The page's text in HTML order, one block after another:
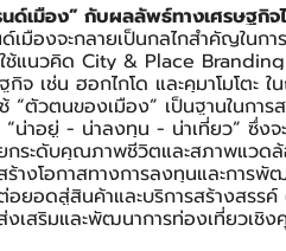
ด์เมือง” กับผลลัพธ์ทางเศรษฐกิจ
เมืองจะกลายเป็นกลไกสำคัญในก
ช้แนวคิด City & Place
กิจ เช่น ฮอกไกโด และคุมาโมโตะ
“ตัวตนของเมือง” เป็นฐานในกา
“น่าอยู่ - น่าลงทุน - น่าเที่ยว” ซึ่ง
กระดับคุณภาพชีวิตและสภาพแวด
ร้างโอกาสทางการลงทุนและการพั
อยอดสู่สินค้าและบริการสร้างสร
งเสริมและพัฒนาการท่องเที่ยวเชิง